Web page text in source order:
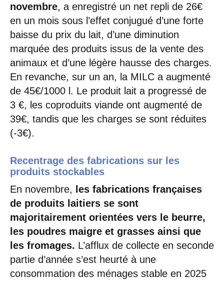
novembre, a enregistré un net repli de 26€
en un mois sous l’effet conjugué d’une forte
baisse du prix du lait, d’une diminution
marquée des produits issus de la vente des
animaux et d’une légère hausse des charges.
En revanche, sur un an, la MILC a augmenté
de 45€/1000 l. Le produit lait a progressé de
3 €, les coproduits viande ont augmenté de
39€, tandis que les charges se sont réduites
(-3€).
Recentrage des fabrications sur les
produits stockables
En novembre, les fabrications françaises
de produits laitiers se sont
majoritairement orientées vers le beurre,
les poudres maigre et grasses ainsi que
les fromages. L’afflux de collecte en seconde
partie d’année s’est heurté à une
consommation des ménages stable en 2025